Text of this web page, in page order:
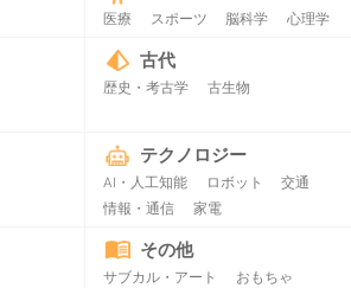
医療 スポーツ 脳科学 心理学
古代
歴史・考古学 古生物
テクノロジー
AI・人工知能 ロボット
交通
情報・通信
家電
その他
サブカル・アート
おもちゃ